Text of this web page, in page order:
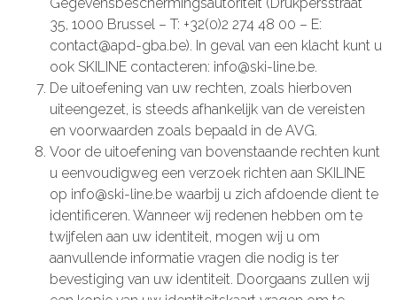
35, 1000 Brussel – T: +32(0)2 274 48 00 – E:
contact@apd-gba.be). In geval van een klacht kunt u
ook SKILINE contacteren: info@ski-line.be.
De uitoefening van uw rechten, zoals hierboven
uiteengezet, is steeds afhankelijk van de vereisten
en voorwaarden zoals bepaald in de AVG.
Voor de uitoefening van bovenstaande rechten kunt
u eenvoudigweg een verzoek richten aan SKILINE
op info@ski-line.be waarbij u zich afdoende dient te
identificeren. Wanneer wij redenen hebben om te
twijfelen aan uw identiteit, mogen wij u om
aanvullende informatie vragen die nodig is ter
bevestiging van uw identiteit. Doorgaans zullen wij